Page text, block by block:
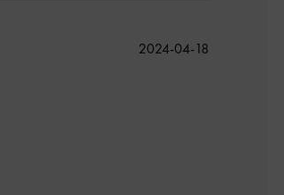
公
2024-04-18